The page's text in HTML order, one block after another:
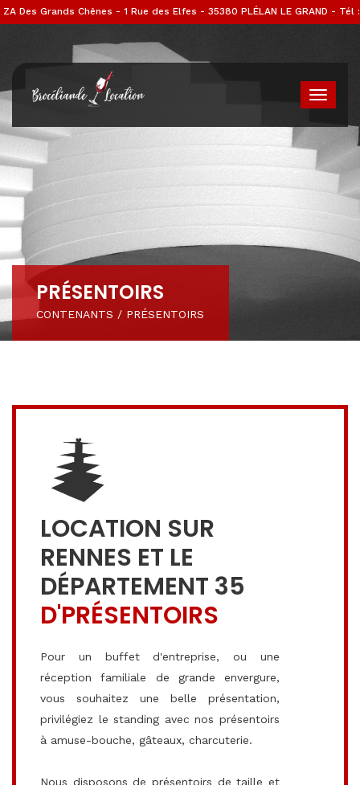
ZA Des Grands Chênes - 1 Rue des Elfes - 35380 PLÉLAN LE GRAND - Tél :
PRÉSENTOIRS
CONTENANTS / PRÉSENTOIRS
LOCATION SUR
RENNES ET LE
DÉPARTEMENT 35
D'PRÉSENTOIRS
Pour un buffet d'entreprise, ou une
réception familiale de grande envergure,
vous souhaitez une belle présentation,
privilégiez le standing avec nos présentoirs
à amuse-bouche, gâteaux, charcuterie.
Nous disposons de présentoirs de taille et